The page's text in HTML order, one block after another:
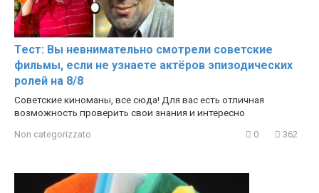
Тест: Вы невнимательно смотрели советские
фильмы, если не узнаете актёров эпизодических
ролей на 8/8
Советские киноманы, все сюда! Для вас есть отличная
возможность проверить свои знания и интересно
Non categorizzato 0 362